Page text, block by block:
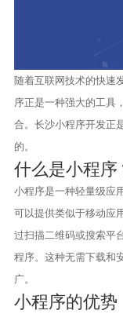
随着互联网技术的快速
序正是一种强大的工具
合。长沙小程序开发正
的。
什么是小程序
小程序是一种轻量级应
可以提供类似于移动应
过扫描二维码或搜索平
程序。这种无需下载和
广。
小程序的优势